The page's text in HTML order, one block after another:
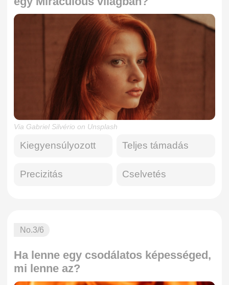
Via Gabriel Silvério on Unsplash
Kiegyensúlyozott Teljes támadás
Precizitás Cselvetés
No.3/6
Ha lenne egy csodálatos képességed,
mi lenne az?